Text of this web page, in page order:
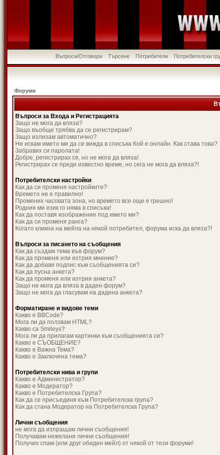
Въпроси/Отговори Търсене Потребители Потребителски
Форуми
Въпроси за Входа и Регистрацията
Защо не мога да вляза?
Защо въобще трябва да се регистрирам?
Защо излизам автоматично?
Не искам името ми да се вижда в списъка Кой е онлайн. Как става това?
Забравих си паролата!
Добре, регистрирах се, но не мога да вляза!
Регистрирах се преди известно време, но сега не мога да вляза?!
Потребителски настройки
Как да си променя настройките?
Времето не е правилно!
Промених часовата зона, но времето все още е грешно!
Родния ми език го няма в списъка!
Как да поставя изображение под името ми?
Как да си променя ранга?
Когато кликна на мейла на някой потребител, форума иска да вляза?!
Въпроси за писането на съобщения
Как да създам тема във форум?
Как да променя или изтрия мнение?
Как да добавя подпис към съобщенията си?
Как да пусна анкета?
Как да променя или изтрия анкета?
Защо не мога да вляза в даден форум?
Защо не мога да гласувам на дадена анкета?
Форматиране и видове теми
Какво е BBCode?
Мога ли да ползвам HTML?
Какво са Smileys?
Мога ли да прилагам картинки към съобщенията си?
Какво е СЪОБЩЕНИЕ?
Какво е Важна Тема?
Какво е Заключена тема?
Потребителски нива и групи
Какво е Администратор?
Какво е Модератор?
Какво е Потребителска Група?
Как да се присъединя към Потребителска група?
Как да стана Модератор на Потребителска Група?
Лични съобщения
не мога да изпращам лични съобщения!
Получавам нежелани лични съобщения!
Получих спам (или друг обиден мейл) от някой от тези форуми!